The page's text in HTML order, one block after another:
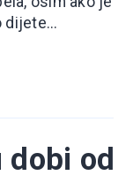
dijete...
od